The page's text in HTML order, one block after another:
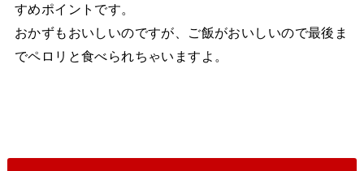
すめポイントです。
おかずもおいしいのですが、ご飯がおいしいので最後ま
でペロリと食べられちゃいますよ。